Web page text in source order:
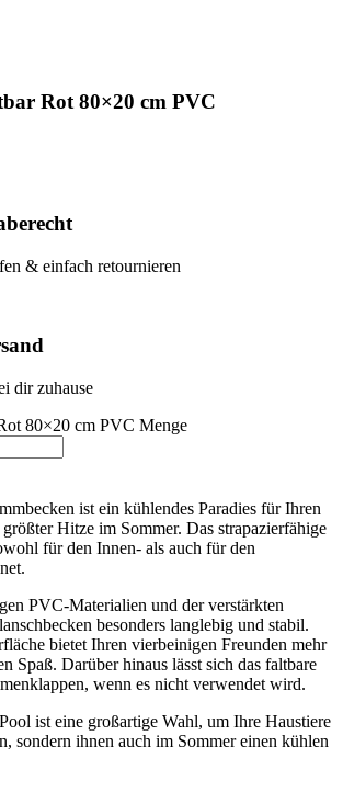
Rot 80×20 cm PVC
& einfach retournieren
dir zuhause
80×20 cm PVC Menge
ist ein kühlendes Paradies für Ihren
Hitze im Sommer. Das strapazierfähige
für den Innen- als auch für den
PVC-Materialien und der verstärkten
besonders langlebig und stabil.
bietet Ihren vierbeinigen Freunden mehr
Spaß. Darüber hinaus lässt sich das faltbare
wenn es nicht verwendet wird.
ist eine großartige Wahl, um Ihre Haustiere
sondern ihnen auch im Sommer einen kühlen